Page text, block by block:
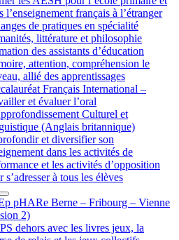
l’enseignement français à l’étranger
de pratiques en spécialité
littérature et philosophie
des assistants d’éducation
attention, compréhension le
allié des apprentissages
Français International –
et évaluer l’oral
Culturel et
(Anglais britannique)
et diversifier son
dans les activités de
et les activités d’opposition
s’adresser à tous les élèves
pHARe Berne – Fribourg – Vienne
2)
dehors avec les livres jeux, la